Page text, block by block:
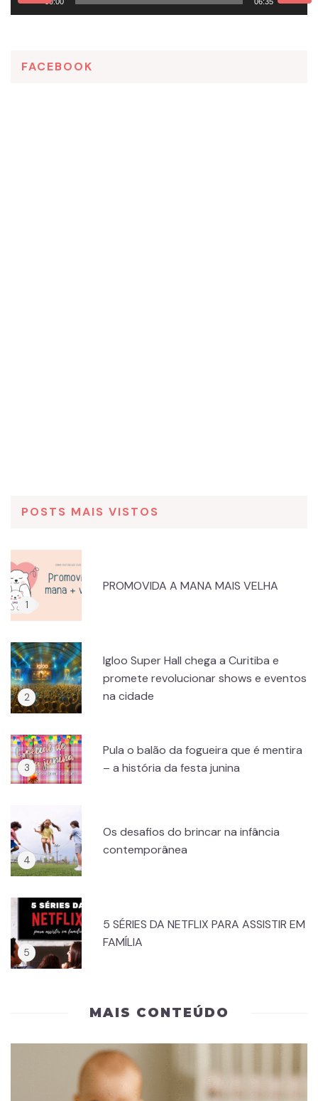
FACEBOOK
POSTS MAIS VISTOS
PROMOVIDA A MANA MAIS VELHA
Igloo Super Hall chega a Curitiba e
promete revolucionar shows e eventos
na cidade
Pula o balão da fogueira que é mentira
– a história da festa junina
Os desafios do brincar na infância
contemporânea
5 SÉRIES DA NETFLIX PARA ASSISTIR EM
FAMÍLIA
MAIS CONTEÚDO